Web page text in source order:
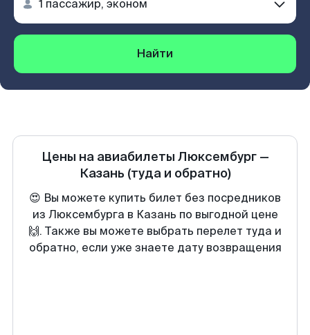
Найти
Цены на авиабилеты Люксембург—
Казань (туда и обратно)
😍 Вы можете купить билет без посредников
из Люксембурга в Казань по выгодной цене
🙌. Также вы можете выбрать перелет туда и
обратно, если уже знаете дату возвращения